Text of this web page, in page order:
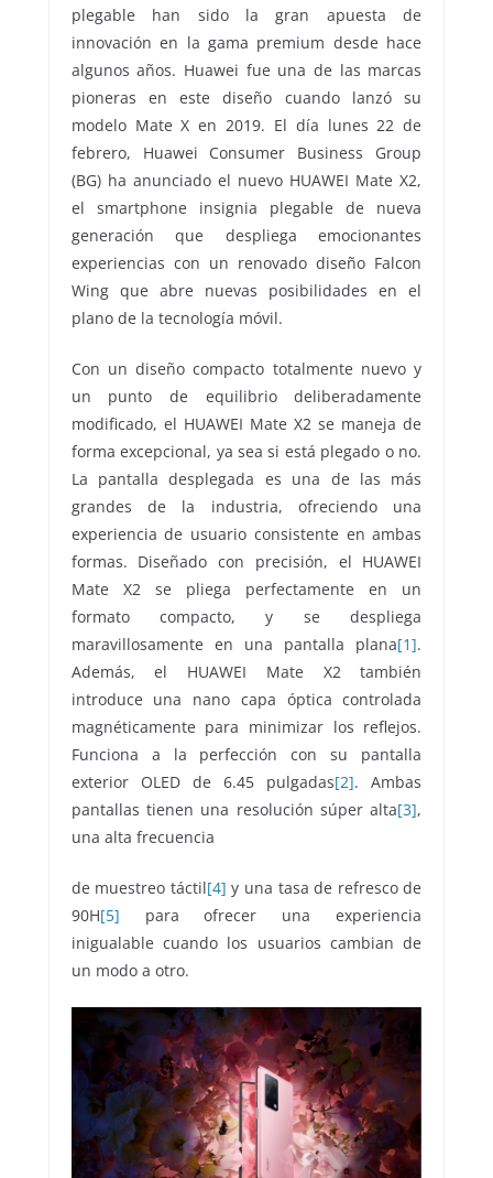
plegable han sido la gran apuesta de
innovación en la gama premium desde hace
algunos años. Huawei fue una de las marcas
pioneras en este diseño cuando lanzó su
modelo Mate X en 2019. El día lunes 22 de
febrero, Huawei Consumer Business Group
(BG) ha anunciado el nuevo HUAWEI Mate X2,
el smartphone insignia plegable de nueva
generación que despliega emocionantes
experiencias con un renovado diseño Falcon
Wing que abre nuevas posibilidades en el
plano de la tecnología móvil.
Con un diseño compacto totalmente nuevo y
un punto de equilibrio deliberadamente
modificado, el HUAWEI Mate X2 se maneja de
forma excepcional, ya sea si está plegado o no.
La pantalla desplegada es una de las más
grandes de la industria, ofreciendo una
experiencia de usuario consistente en ambas
formas. Diseñado con precisión, el HUAWEI
Mate X2 se pliega perfectamente en un
formato compacto, y se despliega
maravillosamente en una pantalla plana[1].
Además, el HUAWEI Mate X2 también
introduce una nano capa óptica controlada
magnéticamente para minimizar los reflejos.
Funciona a la perfección con su pantalla
exterior OLED de 6.45 pulgadas[2]. Ambas
pantallas tienen una resolución súper alta[3],
una alta frecuencia
de muestreo táctil[4] y una tasa de refresco de
90H[5] para ofrecer una experiencia
inigualable cuando los usuarios cambian de
un modo a otro.